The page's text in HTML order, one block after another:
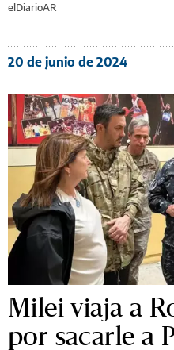
elDiarioAR
20 de junio de 2024
Milei viaja a
por sacarle a